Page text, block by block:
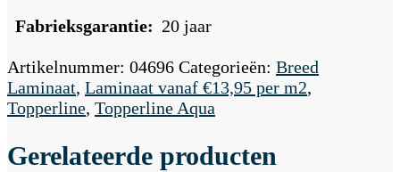
Fabrieksgarantie: 20 jaar
Artikelnummer: 04696 Categorieën: Breed
Laminaat, Laminaat vanaf €13,95 per m2,
Topperline, Topperline Aqua
Gerelateerde producten